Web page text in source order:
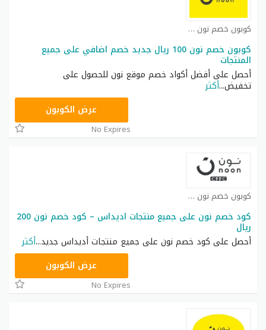
كوبون خصم نون مصر كوبون
كوبون خصم نون 100 ريال جديد خصم اضافي على جميع
المنتجات
أحصل على أفضل أكواد خصم موقع نون للحصول على
تخفيض...أكثر
RRF24عرض الكوبون
No Expires
كوبون خصم نون كوبون
كود خصم نون على جميع منتجات اديداس – كود خصم نون 200
ريال
أحصل على كود خصم نون على جميع منتجات أديداس جديد...أكثر
عرض الكوبون
No Expires